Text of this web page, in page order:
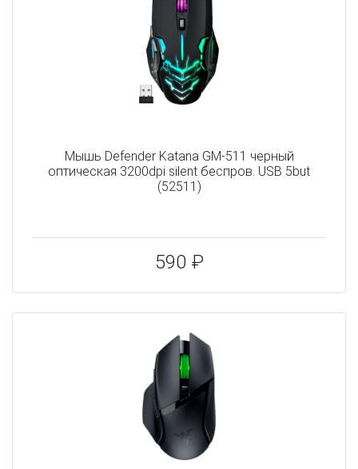
Мышь Defender Katana GM-511 черный
оптическая 3200dpi silent беспров. USB 5but
(52511)
590 ₽